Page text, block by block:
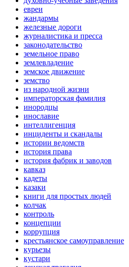
евреи
жандармы
железные дороги
журналистика и пресса
законодательство
земельное право
землевладение
земское движение
земство
из народной жизни
императорская фамилия
инородцы
инославие
интеллигенция
инциденты и скандалы
истории ведомств
история права
история фабрик и заводов
кавказ
кадеты
казаки
книги для простых людей
колчак
контроль
концепции
коррупция
крестьянское самоуправление
курьезы
кустари